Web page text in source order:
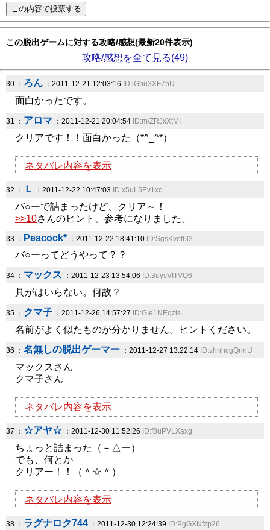
この脱出ゲームに対する攻略/感想(最新20件表示)
攻略/感想を全て見る(49)
30 ： ろん ：2011-12-21 12:03:16 ID:iGbu3XF7bU
面白かったです。
31 ： アロマ ：2011-12-21 20:04:54 ID:m/ZRJxXtMI
クリアです！！面白かった（*^_^*）
ネタバレ内容を表示
32 ： Ｌ ：2011-12-22 10:47:03 ID:x5uL5Ev1xc
バ○ーで詰まったけど、クリア～！
>>10さんのヒント、参考になりました。
33 ： Peacock* ：2011-12-22 18:41:10 ID:SgsKvot6l2
バ○ーってどうやって？？
34 ： マックス ：2011-12-23 13:54:06 ID:3uysVfTVQ6
具がはいらない。何故？
35 ： クマ子 ：2011-12-26 14:57:27 ID:GIe1NEqzls
名前がよく似たものが分かりません。ヒントください。
36 ： 名無しの脱出ゲーマー ：2011-12-27 13:22:14 ID:vhnhcgQnnU
マックスさん
クマ子さん
ネタバレ内容を表示
37 ： ☆アヤ☆ ：2011-12-30 11:52:26 ID:f8uPVLXaxg
ちょっと詰まった（－△ー）
でも、何とか
クリアー！！（＾☆＾）
ネタバレ内容を表示
38 ： ラグナロク744 ：2011-12-30 12:24:39 ID:PgGXNfzp26